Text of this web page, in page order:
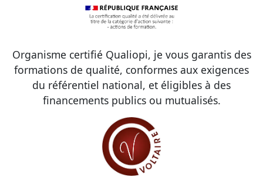
Organisme certifié Qualiopi, je vous garantis des
formations de qualité, conformes aux exigences
du référentiel national, et éligibles à des
financements publics ou mutualisés.